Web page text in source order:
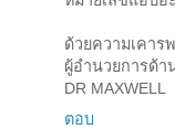
ด้วยความเคารพ
ผู้อำนวยการด้า
DR MAXWELL
ตอบ